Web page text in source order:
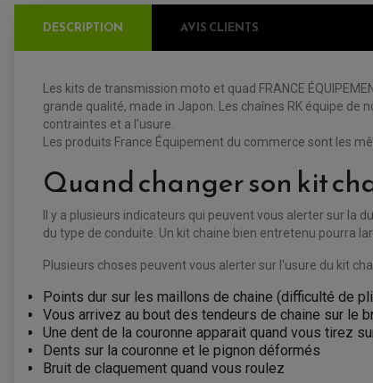
DESCRIPTION AVIS CLIENTS
Les kits de transmission moto et quad FRANCE
grande qualité, made in Japon. Les chaînes RK équipe
contraintes et a l'usure.
Les produits France Équipement du commerce sont les
Quand changer son kit
Il y a plusieurs indicateurs qui peuvent vous alerter sur la
du type de conduite. Un kit chaine bien entretenu pourra
Plusieurs choses peuvent vous alerter sur l'usure du kit
Points dur sur les maillons de chaine (difficulté de
Vous arrivez au bout des tendeurs de chaine sur le
Une dent de la couronne apparait quand vous tirez
Dents sur la couronne et le pignon déformés
Bruit de claquement quand vous roulez